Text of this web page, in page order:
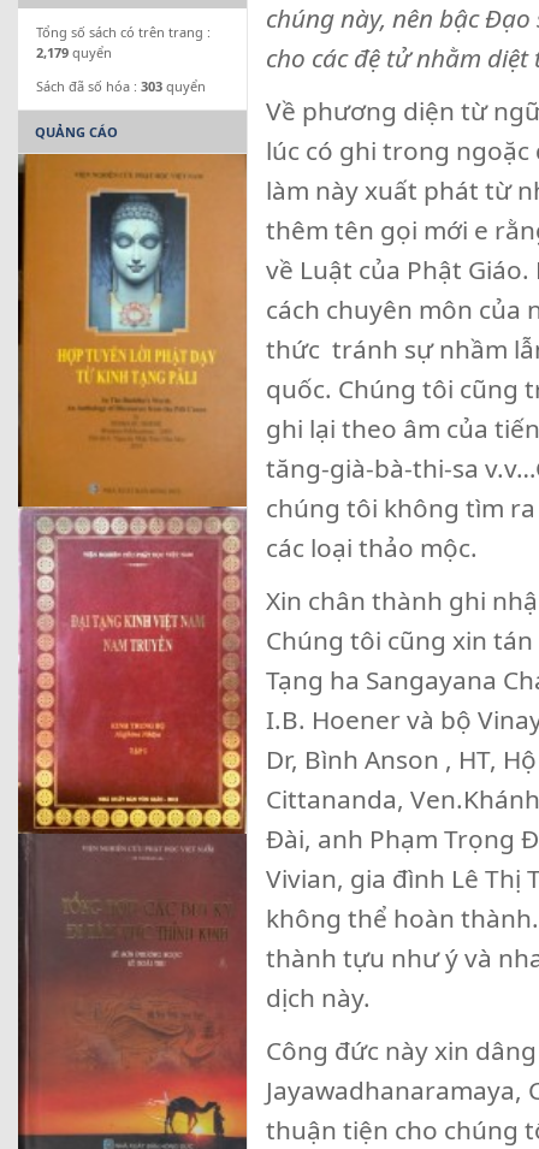
chúng này, nên bậc
cho các đệ tử nhằm
Về phương diện từ
lúc có ghi trong ngoặc
làm này xuất phát từ
thêm tên gọi mới e
về Luật của Phật
cách chuyên môn của
thức tránh sự nhầm
quốc. Chúng tôi cũng
ghi lại theo âm của
tăng-già-bà-thi-sa
chúng tôi không tìm
các loại thảo mộc.
Xin chân thành ghi
Chúng tôi cũng xin
Tạng ha Sangayana
I.B. Hoener và bộ
Dr, Bình Anson , HT,
Cittananda,
Đài, anh Phạm Trọng
Vivian, gia đình Lê Thị
không thể hoàn
thành tựu như ý và
dịch này.
Công đức này xin
Jayawadhanaramaya,
thuận tiện cho chúng
Tổng số sách có trên trang :
2,179 quyển
Sách đã số hóa : 303 quyển
QUẢNG CÁO